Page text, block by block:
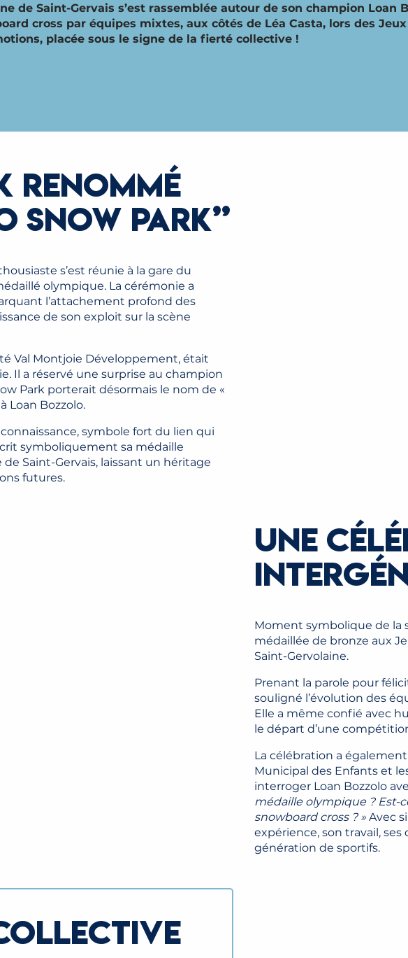
de Saint-Gervais s’est rassemblée autour de son champion Loan
cross par équipes mixtes, aux côtés de Léa Casta, lors des
placée sous le signe de la fierté collective !
RENOMMÉ
SNOW PARK”
s’est réunie à la gare du
olympique. La cérémonie a
l’attachement profond des
de son exploit sur la scène
Val Montjoie Développement, était
Il a réservé une surprise au champion
Park porterait désormais le nom de «
Loan Bozzolo.
symbole fort du lien qui
symboliquement sa médaille
Saint-Gervais, laissant un héritage
futures.
UNE
Moment symbolique de la
médaillée de bronze aux
Saint-Gervolaine.
Prenant la parole pour
souligné l’évolution des
Elle a même confié avec
le départ d’une
La célébration a
Municipal des Enfants et
interroger Loan Bozzolo
médaille olympique ? Est-
snowboard cross ? » Avec
expérience, son travail,
génération de sportifs.